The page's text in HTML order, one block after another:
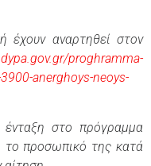
έχουν αναρτηθεί στον
proghramma-
anerghoys-neoys-
στο πρόγραμμα
το προσωπικό της κατά